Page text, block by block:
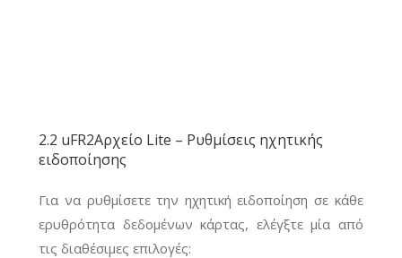
2.2 uFR2Αρχείο Lite – Ρυθμίσεις ηχητικής
ειδοποίησης
Για να ρυθμίσετε την ηχητική ειδοποίηση σε κάθε
ερυθρότητα δεδομένων κάρτας, ελέγξτε μία από
τις διαθέσιμες επιλογές: